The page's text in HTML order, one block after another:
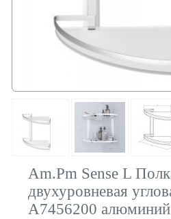
Am.Pm Sense L
двухуровневая
A7456200 алюминий